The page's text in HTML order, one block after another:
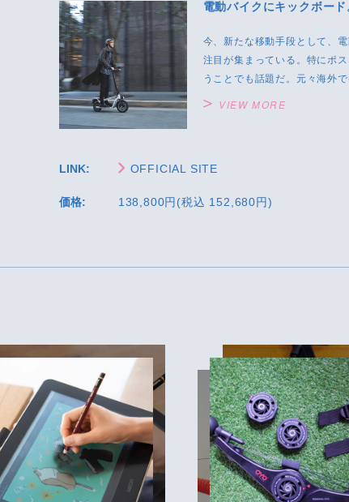
電動バイクにキックボー
今、新たな移動手段として、
注目が集まっている。特にポ
うことでも話題だ。元々海外
VIEW MORE
LINK: OFFICIAL SITE
価格: 138,800円(税込 152,680円)